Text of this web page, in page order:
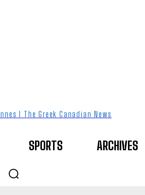
I The Greek Canadian News
SPORTS ARCHIVES